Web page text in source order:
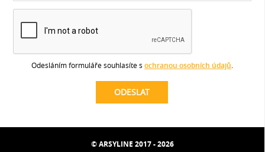
Odesláním formuláře souhlasíte s ochranou osobních údajů
© ARSYLINE 2017 - 2026